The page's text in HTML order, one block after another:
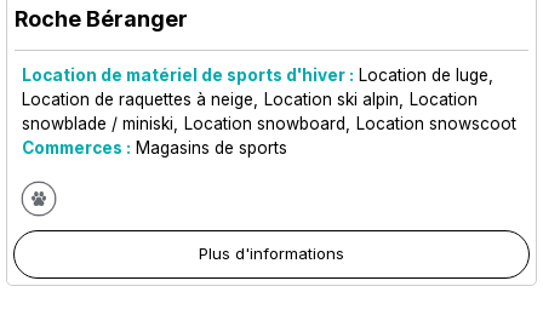
Roche Béranger
Location de matériel de sports d'hiver : Location de luge
Location de raquettes à neige
Location ski alpin
Location
snowblade / miniski
Location snowboard
Location snowscoot
Commerces : Magasins de sports
Plus d'informations